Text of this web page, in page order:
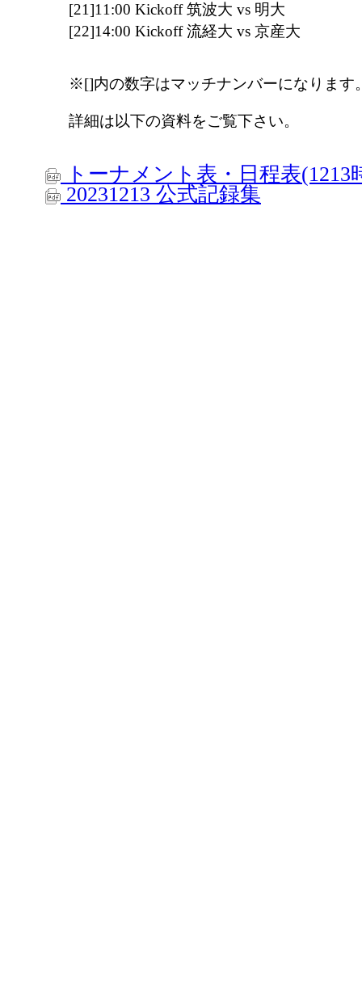
[21]11:00 Kickoff 筑波大 vs 明大
[22]14:00 Kickoff 流経大 vs 京産大
※[]内の数字はマッチナンバーになります
詳細は以下の資料をご覧下さい。
トーナメント表・日程表(1213
20231213 公式記録集